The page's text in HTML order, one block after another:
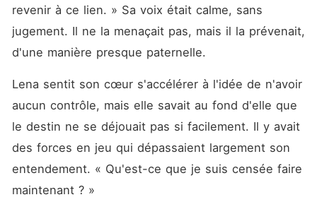
revenir à ce lien. » Sa voix était calme, sans
jugement. Il ne la menaçait pas, mais il la prévenait,
d'une manière presque paternelle.
Lena sentit son cœur s'accélérer à l'idée de n'avoir
aucun contrôle, mais elle savait au fond d'elle que
le destin ne se déjouait pas si facilement. Il y avait
des forces en jeu qui dépassaient largement son
entendement. « Qu'est-ce que je suis censée faire
maintenant ? »